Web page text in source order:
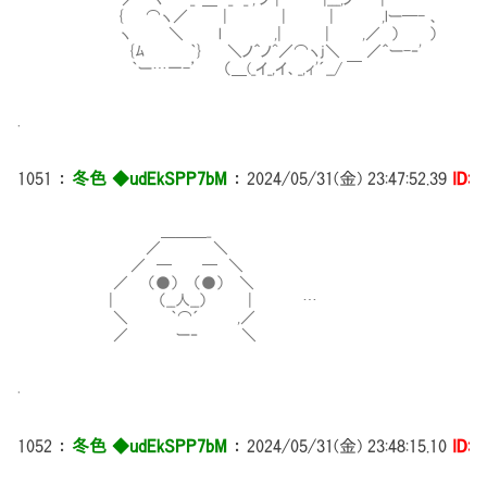
{ ⌒ヽ／ | | | ,lー─- 、 それこそ長い
ヽ ＼ l ,| | ,／ ） ）
{ﾑ ｀} ＼ノ＾ノ^／⌒ヽj＼ ／＾ー-‐'
｀ー…一-’ （＿(_イ_,イ、_,ィ'´__/ ￣
1051 ： 冬色 ◆udEkSPP7bM ： 2024/05/31(金) 23:47:52.39
／ ＼
／ ─ ─ ＼
／ （●） （●） ＼
| （__人__） | …
＼ ｀⌒´ ,／
／ ー‐ ＼
1052 ： 冬色 ◆udEkSPP7bM ： 2024/05/31(金) 23:48:15.10